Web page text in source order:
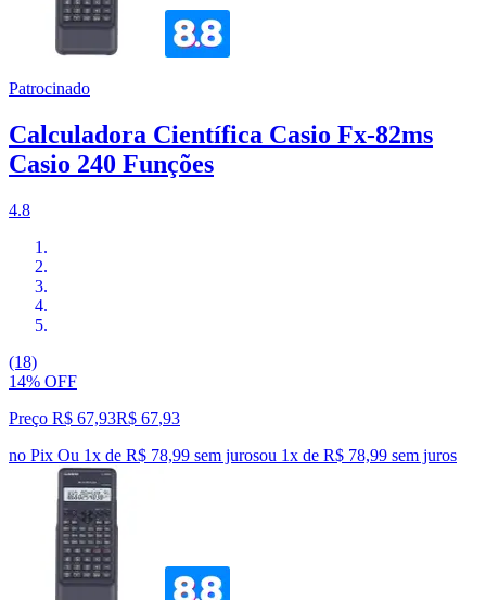
Patrocinado
Calculadora Científica Casio Fx-82ms
Casio 240 Funções
4.8
(18)
14% OFF
Preço R$ 67,93R$ 67,93
no Pix Ou 1x de R$ 78,99 sem jurosou 1x de R$ 78,99 sem juros